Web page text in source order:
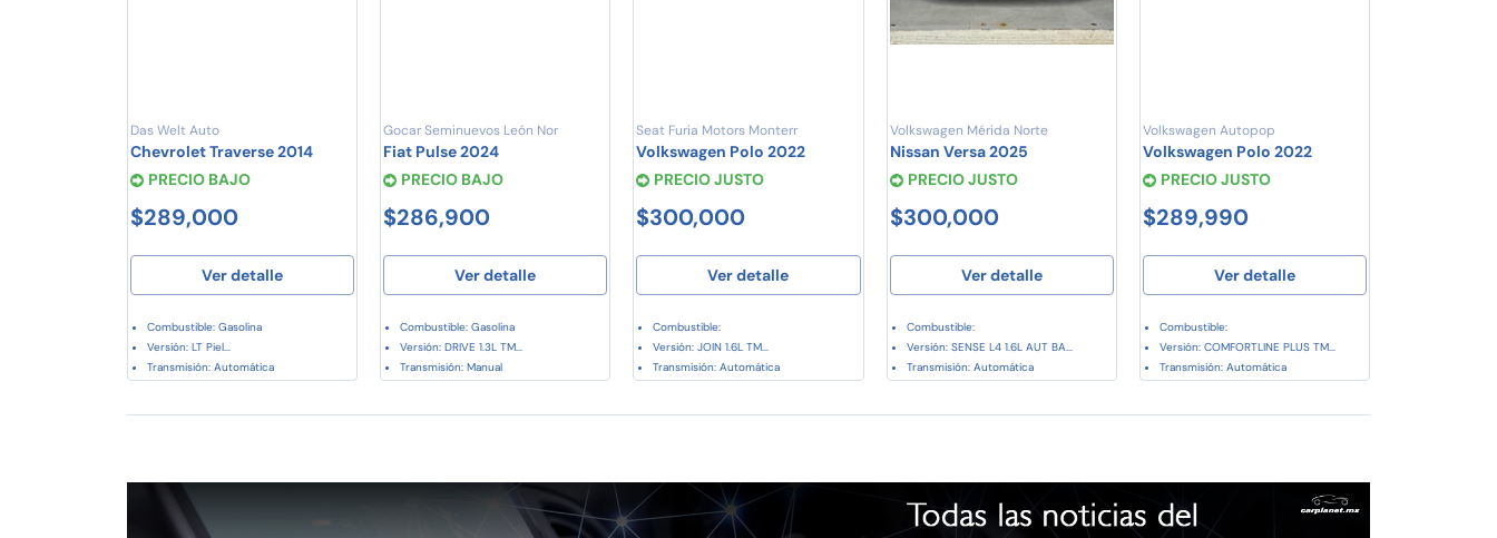
Das Welt Auto
Chevrolet Traverse 2014
PRECIO BAJO
$289,000
Ver detalle
Combustible: Gasolina
Versión: LT Piel...
Transmisión: Automática
Gocar Seminuevos León Nor
Fiat Pulse 2024
PRECIO BAJO
$286,900
Ver detalle
Combustible: Gasolina
Versión: DRIVE 1.3L TM...
Transmisión: Manual
Seat Furia Motors Monterr
Volkswagen Polo 2022
PRECIO JUSTO
$300,000
Ver detalle
Combustible:
Versión: JOIN 1.6L TM...
Transmisión: Automática
Volkswagen Mérida Norte
Nissan Versa 2025
PRECIO JUSTO
$300,000
Ver detalle
Combustible:
Versión: SENSE L4 1.6L AUT BA...
Transmisión: Automática
Volkswagen Autopop
Volkswagen Polo 2022
PRECIO JUSTO
$289,990
Ver detalle
Combustible:
Versión: COMFORTLINE PLUS TM...
Transmisión: Automática